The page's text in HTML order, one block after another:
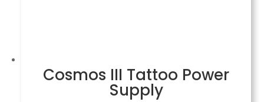
Cosmos III Tattoo Power
Supply